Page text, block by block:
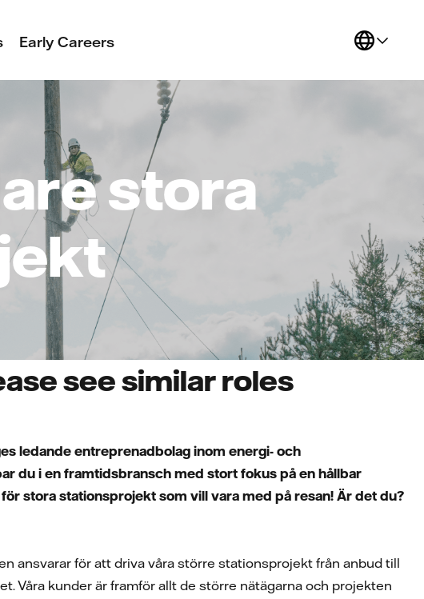
Early Careers
stora
see similar roles
ledande entreprenadbolag inom energi- och
du i en framtidsbransch med stort fokus på en hållbar
stora stationsprojekt som vill vara med på resan! Är det du?
ansvarar för att driva våra större stationsprojekt från anbud till
Våra kunder är framför allt de större nätägarna och projekten